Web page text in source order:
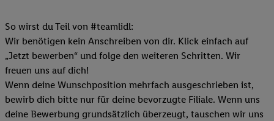
So wirst du Teil von #teamlidl:
Wir benötigen kein Anschreiben von dir. Klick einfach auf
„Jetzt bewerben“ und folge den weiteren Schritten. Wir
freuen uns auf dich!
Wenn deine Wunschposition mehrfach ausgeschrieben ist,
bewirb dich bitte nur für deine bevorzugte Filiale. Wenn uns
deine Bewerbung grundsätzlich überzeugt, tauschen wir uns